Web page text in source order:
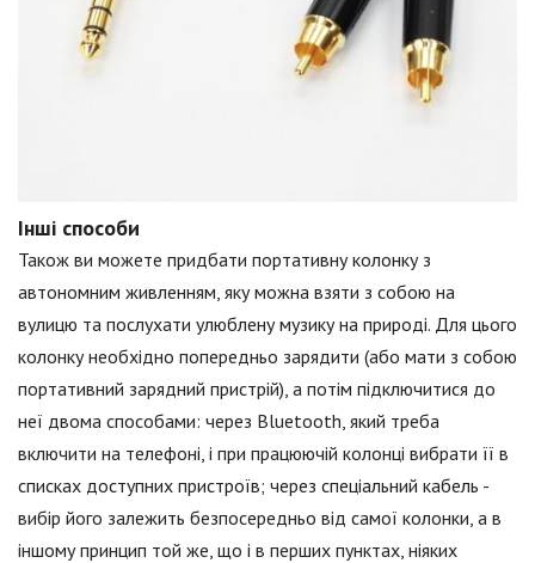
Інші способи
Також ви можете придбати портативну колонку з
автономним живленням, яку можна взяти з собою на
вулицю та послухати улюблену музику на природі. Для цього
колонку необхідно попередньо зарядити (або мати з собою
портативний зарядний пристрій), а потім підключитися до
неї двома способами: через Bluetooth, який треба
включити на телефоні, і при працюючій колонці вибрати її в
списках доступних пристроїв; через спеціальний кабель -
вибір його залежить безпосередньо від самої колонки, а в
іншому принцип той же, що і в перших пунктах, ніяких